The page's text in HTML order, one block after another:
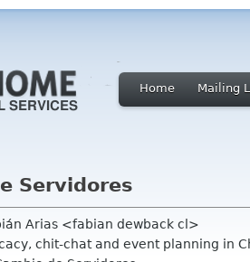
Home Mailing
Servidores
Arias <fabian dewback cl>
chit-chat and event planning in